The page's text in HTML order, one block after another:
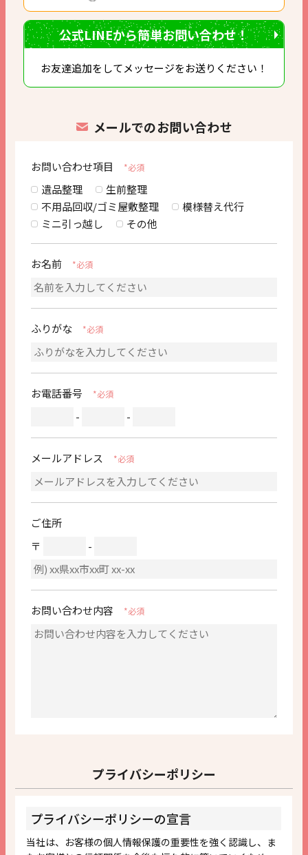
公式LINEから簡単お問い合わせ！
お友達追加をしてメッセージをお送りください！
メールでのお問い合わせ
お問い合わせ項目 *必須
遺品整理
生前整理
不用品回収/ゴミ屋敷整理
模様替え代行
ミニ引っ越し
その他
お名前 *必須
ふりがな *必須
お電話番号 *必須
- -
メールアドレス *必須
ご住所
〒
-
お問い合わせ内容 *必須
プライバシーポリシー